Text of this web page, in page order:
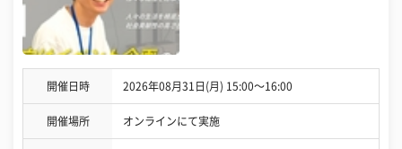
開催日時 2026年08月31日(月) 15:00〜16:00
開催場所 オンラインにて実施